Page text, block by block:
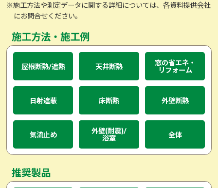
※施工方法や測定データに関する詳細については、各資料提供会社
にお問合せください。
施工方法・施工例
屋根断熱/遮熱 天井断熱
窓の省エネ・
リフォーム
日射遮蔽 床断熱 外壁断熱
気流止め
外壁(耐震)/
浴室
全体
推奨製品